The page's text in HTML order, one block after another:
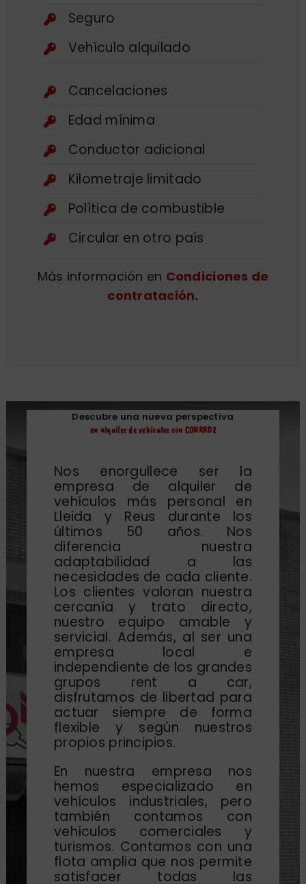
Seguro
Vehículo alquilado
Cancelaciones
Edad mínima
Conductor adicional
Kilometraje limitado
Política de combustible
Circular en otro país
Más información en Condiciones de
contratación.
Descubre una nueva perspectiva
en alquiler de vehículos con CONRAD2
Nos enorgullece ser la
empresa de alquiler de
vehículos más personal en
Lleida y Reus durante los
últimos 50 años. Nos
diferencia nuestra
adaptabilidad a las
necesidades de cada cliente.
Los clientes valoran nuestra
cercanía y trato directo,
nuestro equipo amable y
servicial. Además, al ser una
empresa local e
independiente de los grandes
grupos rent a car,
disfrutamos de libertad para
actuar siempre de forma
flexible y según nuestros
propios principios.
En nuestra empresa nos
hemos especializado en
vehículos industriales, pero
también contamos con
vehículos comerciales y
turismos. Contamos con una
flota amplia que nos permite
satisfacer todas las